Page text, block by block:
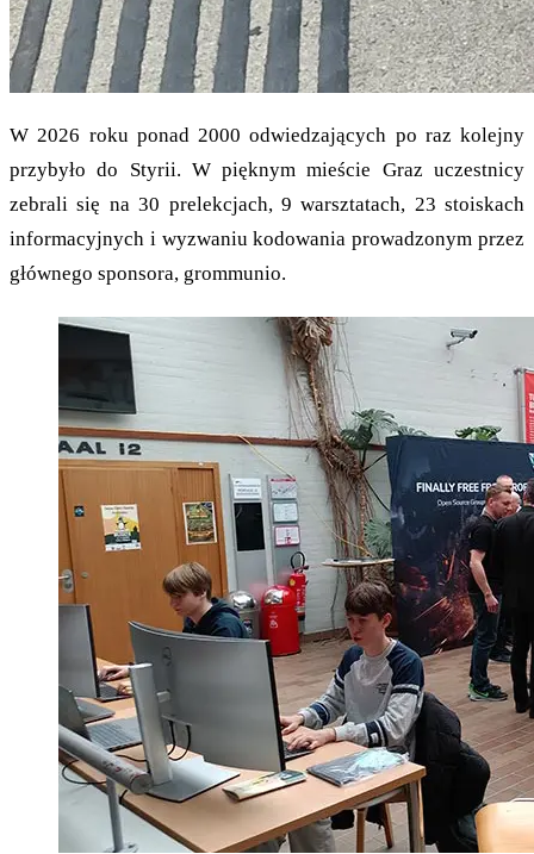
W 2026 roku ponad 2000 odwiedzających po raz kolejny
przybyło do Styrii. W pięknym mieście Graz uczestnicy
zebrali się na 30 prelekcjach, 9 warsztatach, 23 stoiskach
informacyjnych i wyzwaniu kodowania prowadzonym przez
głównego sponsora, grommunio.